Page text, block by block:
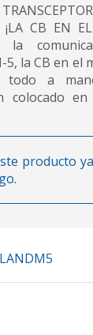
CB EN
la
5, la CB en el
todo a
colocado
producto